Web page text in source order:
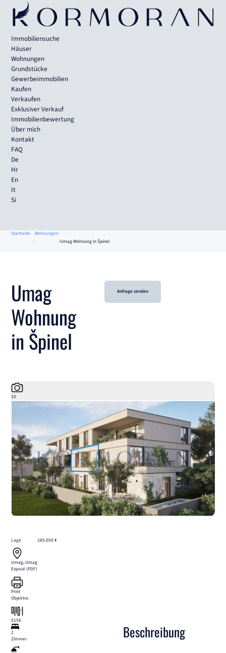
Immobiliensuche
Häuser
Wohnungen
Grundstücke
Gewerbeimmobilien
Kaufen
Verkaufen
Exklusiver Verkauf
Immobilienbewertung
Über mich
Kontakt
FAQ
De
Hr
En
It
Si
Startseite
Wohnungen
Umag Wohnung in Špinel
Umag
Wohnung
in Špinel
Anfrage senden
10
Lage
Umag, Umag
Exposé (PDF)
Print
Objektnr.
0156
285.000 €
2
Zimmer
Beschreibung